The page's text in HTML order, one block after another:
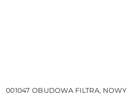
001047 OBUDOWA FILTRA, NOWY